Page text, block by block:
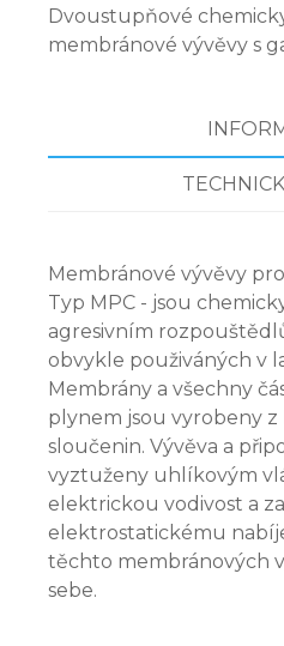
Dvoustupňové
membránové vývěvy s
Membránové vývěvy
Typ MPC - jsou
agresivním
obvykle použiváných v
Membrány a všechny
plynem jsou vyrobeny z
sloučenin. Vývěva a
vyztuženy uhlíkovým
elektrickou vodivost a
elektrostatickému
těchto membránových
sebe.